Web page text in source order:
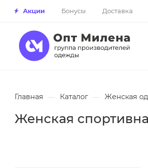
Акции Бонусы Доставка
Главная — Каталог — Женская
Женская